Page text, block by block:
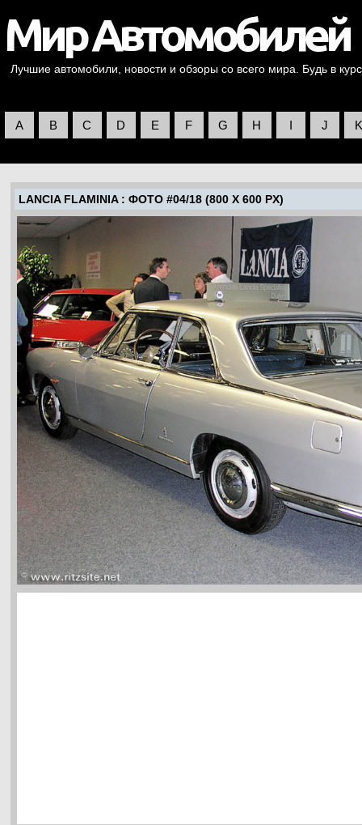
Лучшие автомобили, новости и обзоры со всего мира. Будь в
A B C D E F G H I J K
LANCIA FLAMINIA: ФОТО #04/18 (800 X 600 PX)